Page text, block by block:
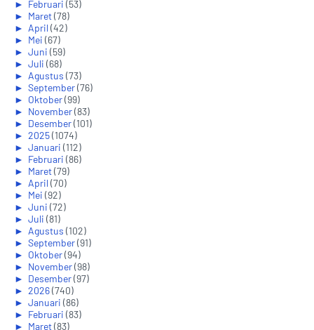
► Februari (53)
► Maret(78)
► April(42)
► Mei (67)
► Juni (59)
► Juli (68)
► Agustus (73)
► September(76)
► Oktober(99)
► November(83)
► Desember(101)
► 2025(1074)
► Januari (112)
► Februari (86)
► Maret(79)
► April(70)
► Mei (92)
► Juni (72)
► Juli (81)
► Agustus (102)
► September(91)
► Oktober(94)
► November(98)
► Desember(97)
► 2026(740)
► Januari (86)
► Februari (83)
► Maret(83)